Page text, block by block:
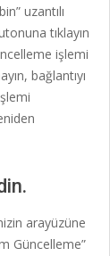
uzantılı
tıklayın
işlemi
bağlantıyı
arayüzüne
Güncelleme”